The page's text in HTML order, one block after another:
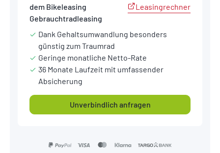
dem Bikeleasing
Gebrauchtradleasing
Leasingrechner
Dank Gehaltsumwandlung besonders
günstig zum Traumrad
Geringe monatliche Netto-Rate
36 Monate Laufzeit mit umfassender
Absicherung
Unverbindlich anfragen